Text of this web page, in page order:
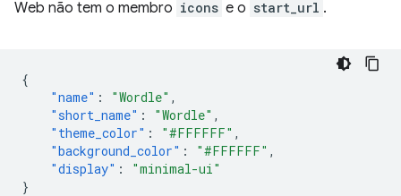
Web não tem o membro icons e o start_url .
{
"name" : "Wordle" ,
"short_name" : "Wordle" ,
"theme_color" : "#FFFFFF" ,
"background_color" : "#FFFFFF" ,
"display" :
"minimal-ui"
}